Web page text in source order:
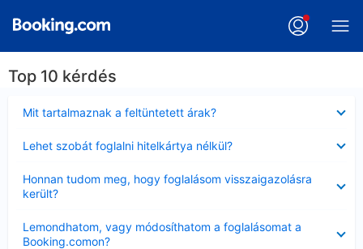
Top 10 kérdés
Mit tartalmaznak a feltüntetett árak?
Lehet szobát foglalni hitelkártya nélkül?
Honnan tudom meg, hogy foglalásom visszaigazolásra
került?
Lemondhatom, vagy módosíthatom a foglalásomat a
Booking.comon?